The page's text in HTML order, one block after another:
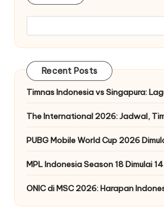
Recent Posts
Timnas Indonesia vs Singapura:
The International 2026: Jadwal,
PUBG Mobile World Cup 2026
MPL Indonesia Season 18 Dimulai
ONIC di MSC 2026: Harapan